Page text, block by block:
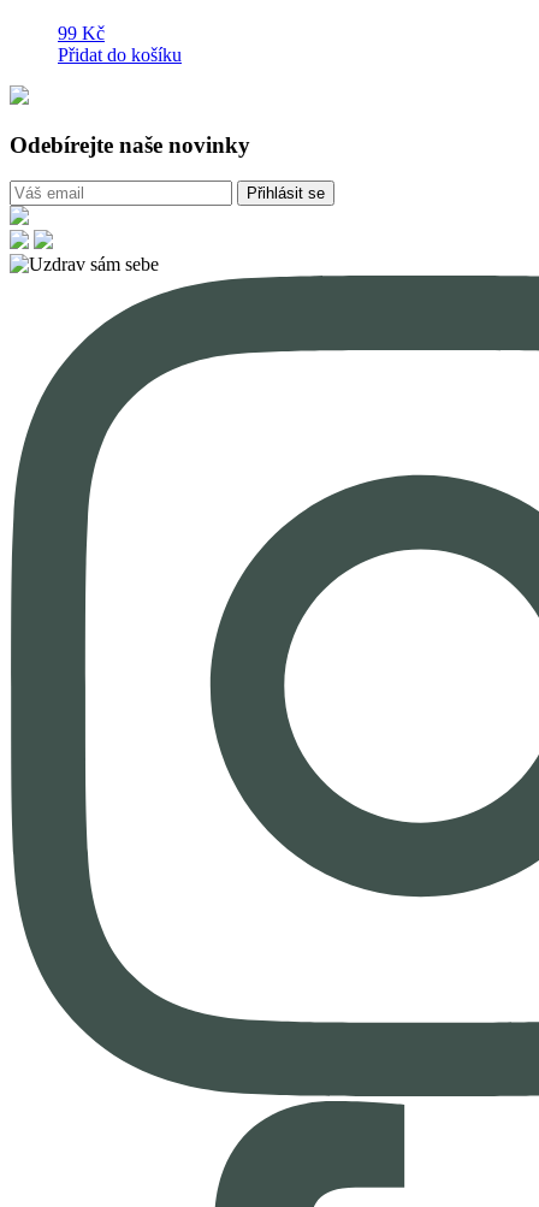
99 Kč
Přidat do košíku
Odebírejte naše novinky
Přihlásit se